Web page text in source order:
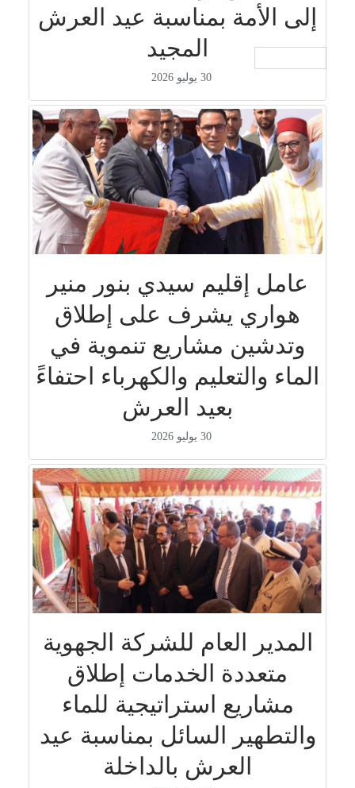
إلى الأمة بمناسبة عيد العرش
المجيد
30 يوليو 2026
عامل إقليم سيدي بنور منير
هواري يشرف على إطلاق
وتدشين مشاريع تنموية في
الماء والتعليم والكهرباء احتفاءً
بعيد العرش
30 يوليو 2026
المدير العام للشركة الجهوية
متعددة الخدمات إطلاق
مشاريع استراتيجية للماء
والتطهير السائل بمناسبة عيد
العرش بالداخلة